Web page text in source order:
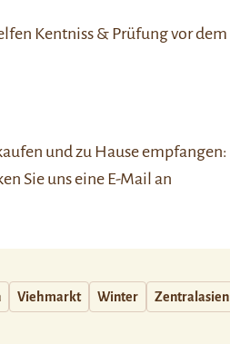
Kentniss & Prüfung vor dem
und zu Hause empfangen:
Sie uns eine E-Mail an
Viehmarkt Winter Zentralasien